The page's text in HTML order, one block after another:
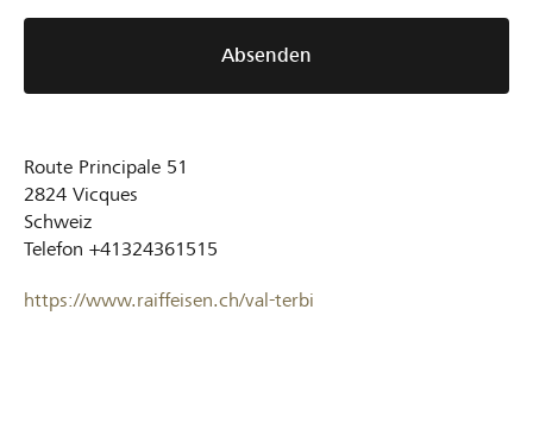
Absenden
Route Principale 51
2824 Vicques
Schweiz
Telefon +41324361515
https://www.raiffeisen.ch/val-terbi